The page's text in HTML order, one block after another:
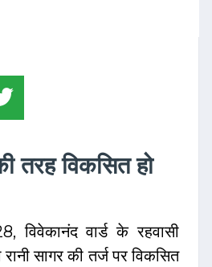
तरह विकसित हो
विवेकानंद वार्ड के रहवासी
रानी सागर की तर्ज पर विकसित